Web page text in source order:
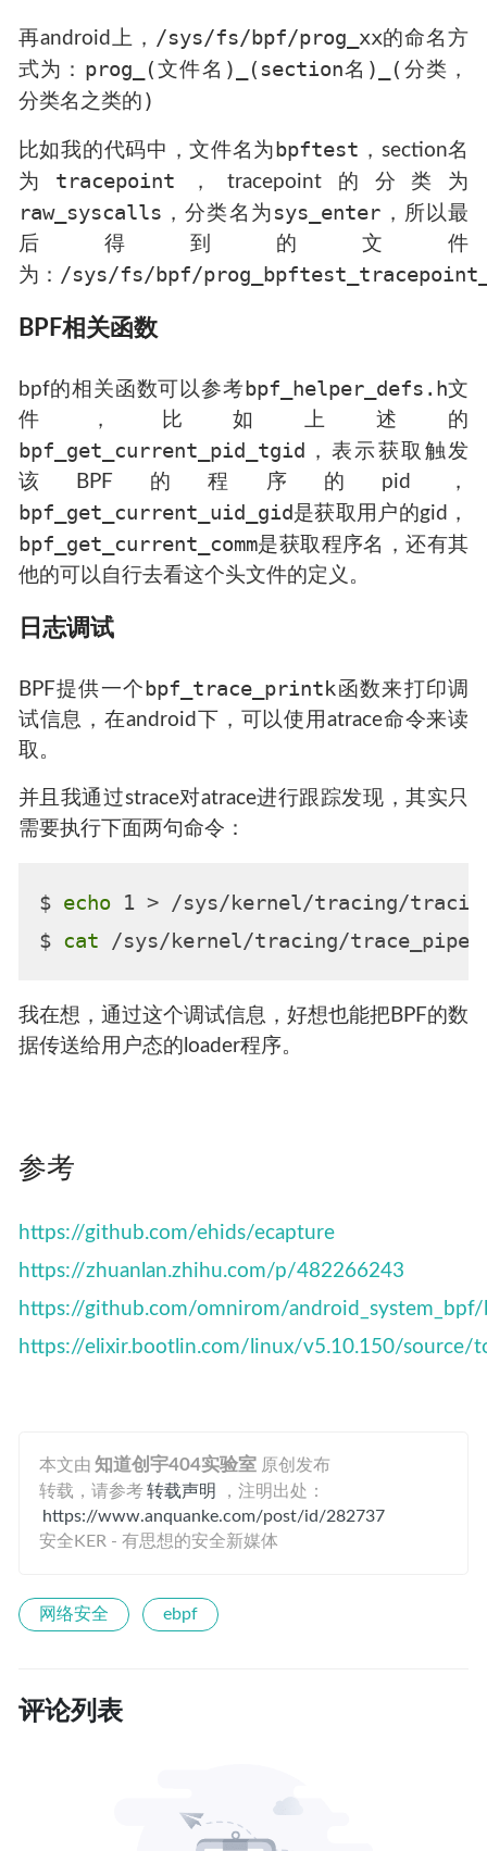
再android上， /sys/fs/bpf/prog_xx的命名方
式为： prog_(文件名)_(section名)_(分类，
分类名之类的)
比如我的代码中，文件名为bpftest ，section名
为 tracepoint ，tracepoint的分类为
raw_syscalls ，分类名为 sys_enter ，所以最
后得到的文件
为： /sys/fs/bpf/
BPF相关函数
bpf的相关函数可以参考bpf_helper_defs.h文
件，比如上述的
bpf_get_current_pid_tgid ，表示获取触发
该BPF的程序的pid，
bpf_get_current_uid_gid是获取用户的gid，
bpf_get_current_comm是获取程序名，还有其
他的可以自行去看这个头文件的定义。
日志调试
BPF提供一个bpf_trace_printk函数来打印调
试信息，在android下，可以使用atrace命令来读
取。
并且我通过strace对atrace进行跟踪发现，其实只
需要执行下面两句命令：
$ echo 1 > /sys/kernel/tracing/
$ cat
我在想，通过这个调试信息，好想也能把BPF的数
据传送给用户态的loader程序。
参考
https://github.com/ehids/ecapture
https://zhuanlan.zhihu.com/p/482266243
https://github.com/omnirom/
https://elixir.bootlin.com/linux/v5.10.150/
本文由 知道创宇404实验室 原创发布
转载，请参考 转载声明
，注明出处：
https://www.anquanke.com/post/id/282737
安全KER - 有思想的安全新媒体
网络安全 ebpf
评论列表